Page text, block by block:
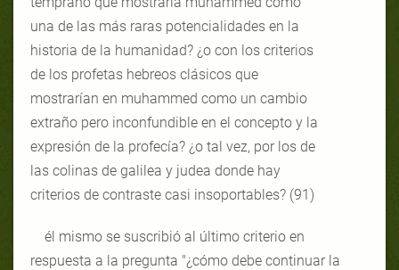
una de las más raras potencialidades en la
historia de la humanidad? ¿o con los criterios
de los profetas hebreos clásicos que
mostrarían en muhammed como un cambio
extraño pero inconfundible en el concepto y la
expresión de la profecía? ¿o tal vez, por los de
las colinas de galilea y judea donde hay
criterios de contraste casi insoportables? (91)
él mismo se suscribió al último criterio en
respuesta a la pregunta "¿cómo debe continuar la